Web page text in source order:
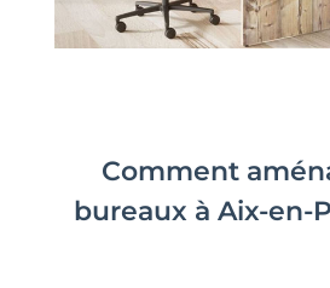
Comment
bureaux à Aix-en-